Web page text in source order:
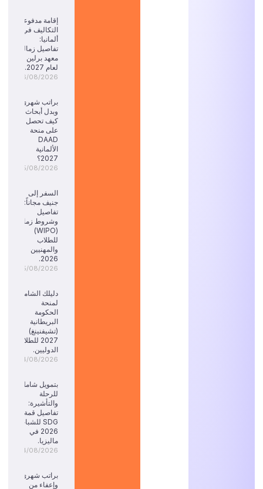
إقامة مدفوعة
التكاليف في
ألمانيا:
تفاصيل زمالة
معهد برلين
لعام 2027.
06/08/2026
براتب شهري
وبدل أبحاث:
كيف تحصل
على منحة
DAAD
الألمانية
2027؟
05/08/2026
السفر إلى
جنيف مجاناً:
تفاصيل
وشروط زمالة
(WIPO)
للطلاب
والمهنيين
2026.
05/08/2026
دليلك الشامل
لمنحة
الحكومة
البريطانية
(تشيفنينغ)
2027 للطلاب
الدوليين.
04/08/2026
بتمويل شامل
للرحلة
والتأشيرة:
تفاصيل قمة
SDG للشباب
2026 في
ماليزيا.
04/08/2026
براتب شهري
وإعفاء من